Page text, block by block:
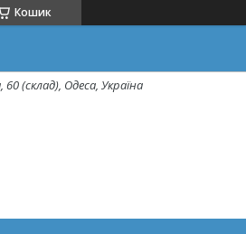
Кошик
(склад), Одеса, Україна